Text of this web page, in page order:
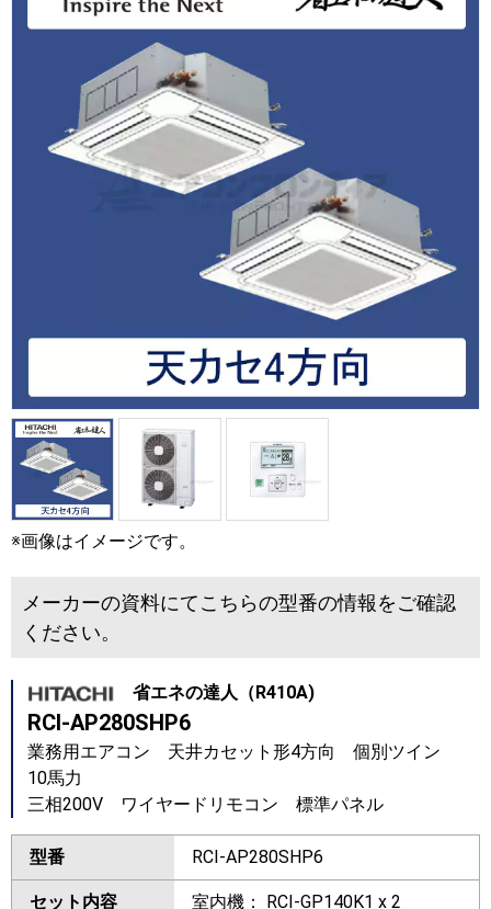
※画像はイメージです。
メーカーの資料にてこちらの型番の情報をご確認
ください。
省エネの達人（R410A)
RCI-AP280SHP6
業務用エアコン 天井カセット形4方向 個別ツイン
10馬力
三相200V ワイヤードリモコン 標準パネル
型番 RCI-AP280SHP6
セット内容
室内機： RCI-GP140K1 x 2